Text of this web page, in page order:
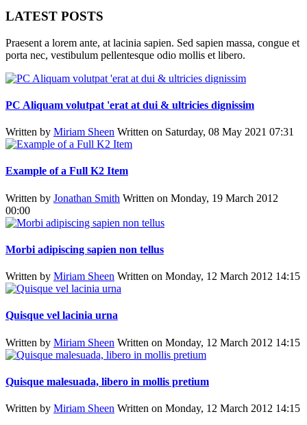
LATEST POSTS
Praesent a lorem ante, at lacinia sapien. Sed sapien massa, congue et
porta nec, vestibulum pellentesque odio mollis et libero.
PC Aliquam volutpat 'erat at dui & ultricies dignissim
Written by Miriam Sheen Written on Saturday, 08 May 2021 07:31
Example of a Full K2 Item
Written by Jonathan Smith Written on Monday, 19 March 2012
00:00
Morbi adipiscing sapien non tellus
Written by Miriam Sheen Written on Monday, 12 March 2012 14:15
Quisque vel lacinia urna
Written by Miriam Sheen Written on Monday, 12 March 2012 14:15
Quisque malesuada, libero in mollis pretium
Written by Miriam Sheen Written on Monday, 12 March 2012 14:15